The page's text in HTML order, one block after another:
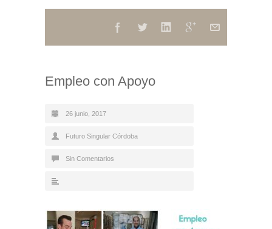
Empleo con Apoyo
26 junio, 2017
Futuro Singular Córdoba
Sin Comentarios